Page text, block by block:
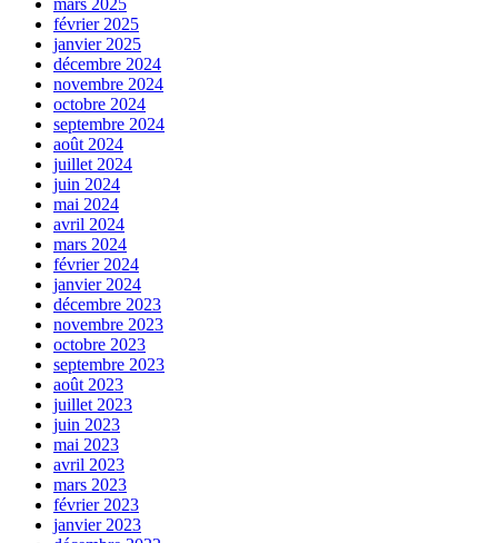
février 2025
janvier 2025
décembre 2024
novembre 2024
octobre 2024
septembre 2024
août 2024
juillet 2024
juin 2024
mai 2024
avril 2024
mars 2024
février 2024
janvier 2024
décembre 2023
novembre 2023
octobre 2023
septembre 2023
août 2023
juillet 2023
juin 2023
mai 2023
avril 2023
mars 2023
février 2023
janvier 2023